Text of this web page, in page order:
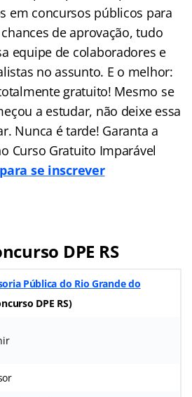
em concursos públicos para
de aprovação, tudo
equipe de colaboradores e
no assunto. E o melhor:
gratuito! Mesmo se
a estudar, não deixe essa
Nunca é tarde! Garanta a
Curso Gratuito Imparável
se inscrever
DPE RS
Pública do Rio Grande do
DPE RS)